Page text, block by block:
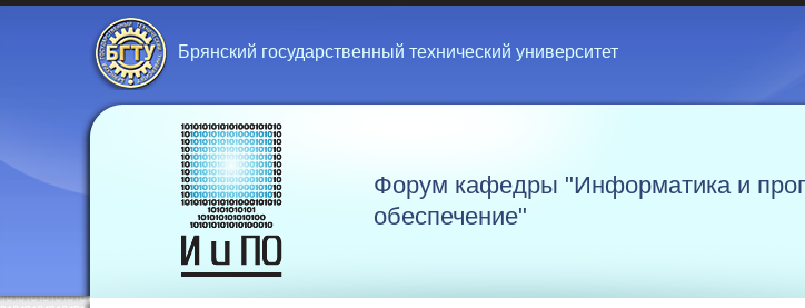
Брянский государственный технический университет
Форум кафедры "Информатика и
обеспечение"